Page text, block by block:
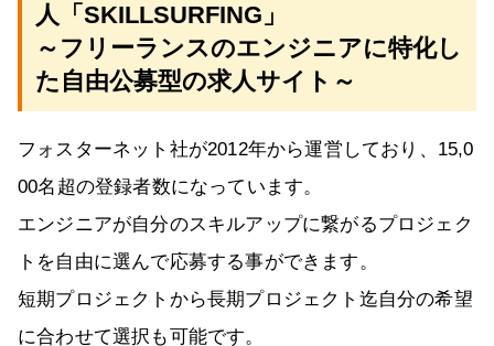
人「SKILLSURFING」
～フリーランスのエンジニアに特化し
た自由公募型の求人サイト～
フォスターネット社が2012年から運営しており、15,0
00名超の登録者数になっています。
エンジニアが自分のスキルアップに繋がるプロジェク
トを自由に選んで応募する事ができます。
短期プロジェクトから長期プロジェクト迄自分の希望
に合わせて選択も可能です。